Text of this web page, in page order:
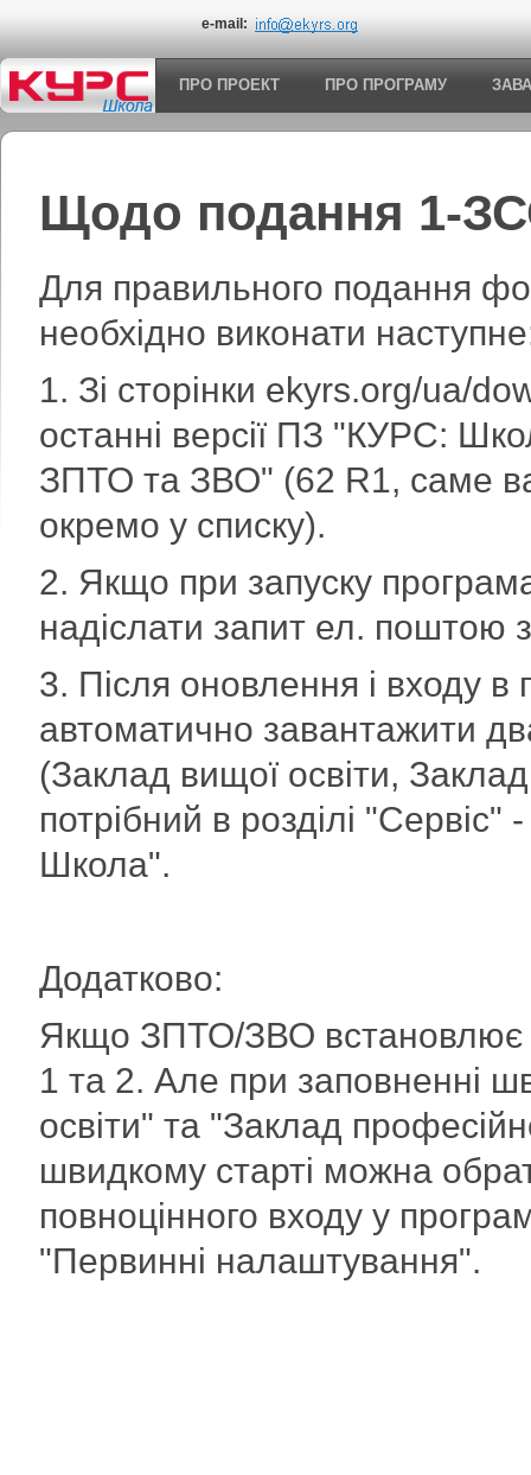
e-mail:
ПРО ПРОЕКТ ПРО ПРОГРАМУ
Щодо подання 1-
Для правильного подання
необхідно виконати
1. Зі сторінки ekyrs.org/ua/
останні версії ПЗ "КУРС:
ЗПТО та ЗВО" (62 R1, саме
окремо у списку).
2. Якщо при запуску
надіслати запит ел. поштою
3. Після оновлення і входу
автоматично завантажити
(Заклад вищої освіти,
потрібний в розділі
Школа".
Додатково:
Якщо ЗПТО/ЗВО встановлює
1 та 2. Але при заповненні
освіти" та "Заклад
швидкому старті можна
повноцінного входу у
"Первинні налаштування".